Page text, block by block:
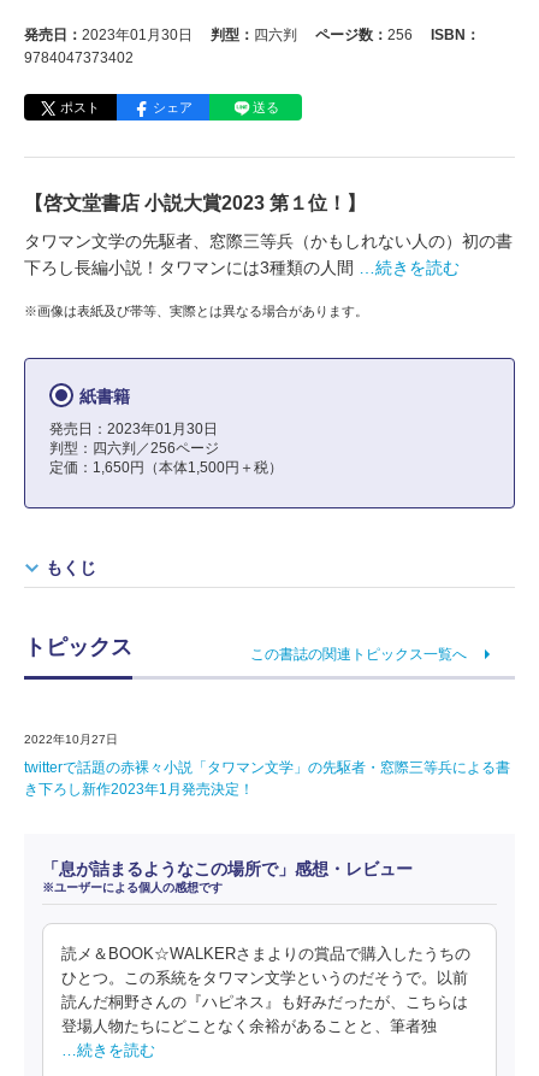
発売日： 2023年01月30日 判型： 四六判 ページ数： 256
ISBN：
9784047373402
ポスト シェア 送る
【啓文堂書店 小説大賞2023 第１位！】
タワマン文学の先駆者、窓際三等兵（かもしれない人の）初の書
下ろし長編小説！タワマンには3種類の人間
…続きを読む
※画像は表紙及び帯等、実際とは異なる場合があります。
紙書籍
発売日：2023年01月30日
判型：四六判／256ページ
定価：1,650円（本体1,500円＋税）
もくじ
トピックス この書誌の関連トピックス一覧へ
2022年10月27日
twitterで話題の赤裸々小説「タワマン文学」の先駆者・窓際三等兵による書
き下ろし新作2023年1月発売決定！
「息が詰まるようなこの場所で」感想・レビュー
※ユーザーによる個人の感想です
読メ＆BOOK☆WALKERさまよりの賞品で購入したうちの
ひとつ。この系統をタワマン文学というのだそうで。以前
読んだ桐野さんの『ハピネス』も好みだったが、こちらは
登場人物たちにどことなく余裕があることと、筆者独
…続きを読む